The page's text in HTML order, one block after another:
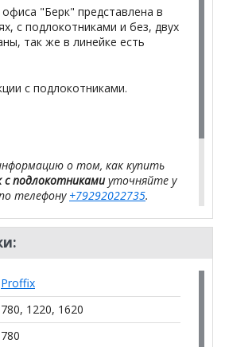
"Берк" представлена в
с подлокотниками и без, двух
так же в линейке есть
с подлокотниками.
о том, как купить
с подлокотникамиуточняйте у
телефону +79292022735.
сайте100диванов.com
для интернет-магазина
цен в розничных магазинах-
Proffix
780, 1220, 1620
780